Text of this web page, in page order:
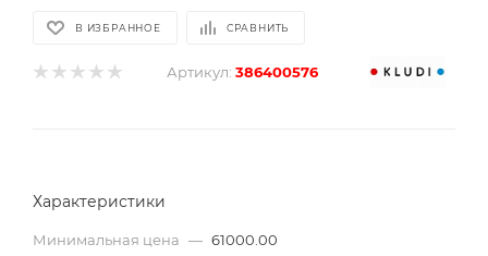
В ИЗБРАННОЕ СРАВНИТЬ
Артикул: 386400576
Характеристики
Минимальная цена — 61000.00